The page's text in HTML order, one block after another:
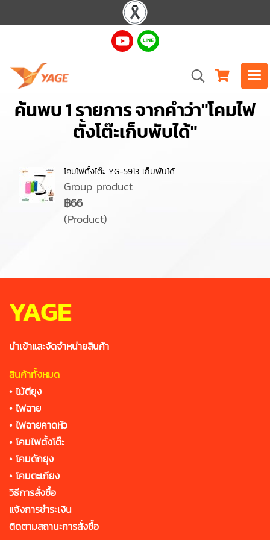
ค้นพบ 1 รายการ จากคำว่า"โคมไฟ
ตั้งโต๊ะเก็บพับได้"
โคมไฟตั้งโต๊ะ YG-5913 เก็บพับได้
Group product
฿66
(Product)
YAGE
นำเข้าและจัดจำหน่ายสินค้า
สินค้าทั้งหมด
• ไม้ตียุง
• ไฟฉาย
• ไฟฉายคาดหัว
• โคมไฟตั้งโต๊ะ
• โคมดักยุง
• โคมตะเกียง
วิธีการสั่งซื้อ
แจ้งการชำระเงิน
ติดตามสถานะการสั่งซื้อ